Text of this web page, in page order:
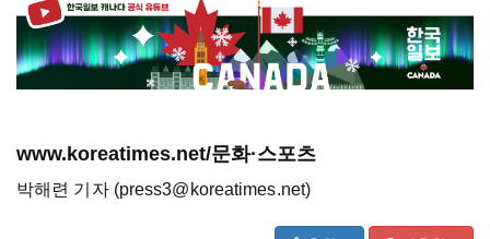
www.koreatimes.net/문화·스포츠
박해련 기자 (press3@koreatimes.net)